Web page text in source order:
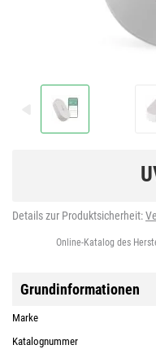
Details zur Produktsicherheit:
Online-Katalog des
Grundinformationen
Marke
Katalognummer